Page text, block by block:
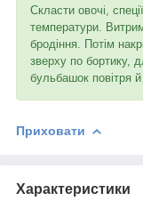
Скласти овочі,
температури.
бродіння. Потім
зверху по бортику,
бульбашок повітря
Приховати
Характеристики